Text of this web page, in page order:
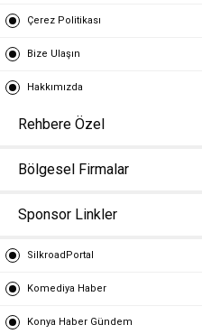
Çerez Politikası
Bize Ulaşın
Hakkımızda
Rehbere Özel
Bölgesel Firmalar
Sponsor Linkler
SilkroadPortal
Komediya Haber
Konya Haber Gündem